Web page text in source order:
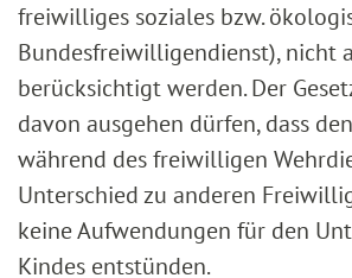
freiwilliges soziales bzw.
Bundesfreiwilligendienst), nicht
berücksichtigt werden. Der
davon ausgehen dürfen, dass
während des freiwilligen
Unterschied zu anderen
keine Aufwendungen für den
Kindes entstünden.